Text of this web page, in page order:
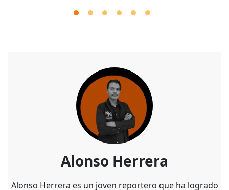
Alonso Herrera
Alonso Herrera es un joven reportero que ha logrado